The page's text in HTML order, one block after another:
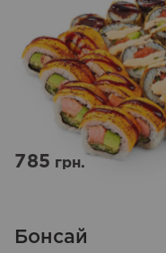
785грн.
Бонсай